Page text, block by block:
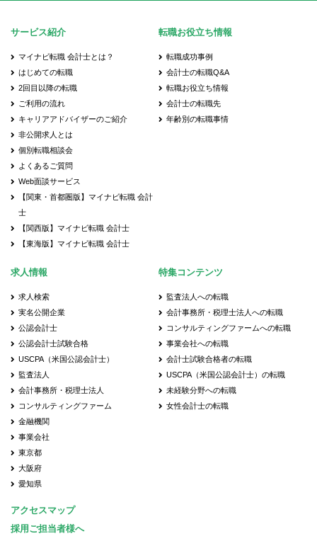
サービス紹介
マイナビ転職 会計士とは？
はじめての転職
2回目以降の転職
ご利用の流れ
キャリアアドバイザーのご紹介
非公開求人とは
個別転職相談会
よくあるご質問
Web面談サービス
【関東・首都圏版】マイナビ転職 会計
士
【関西版】マイナビ転職 会計士
【東海版】マイナビ転職 会計士
転職お役立ち情報
転職成功事例
会計士の転職Q&A
転職お役立ち情報
会計士の転職先
年齢別の転職事情
求人情報
求人検索
実名公開企業
公認会計士
公認会計士試験合格
USCPA（米国公認会計士）
監査法人
会計事務所・税理士法人
コンサルティングファーム
金融機関
事業会社
東京都
大阪府
愛知県
特集コンテンツ
監査法人への転職
会計事務所・税理士法人への転職
コンサルティングファームへの転職
事業会社への転職
会計士試験合格者の転職
USCPA（米国公認会計士）の転職
未経験分野への転職
女性会計士の転職
アクセスマップ
採用ご担当者様へ